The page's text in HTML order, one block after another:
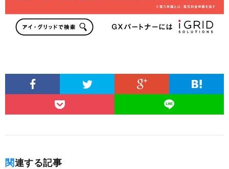
関連する記事